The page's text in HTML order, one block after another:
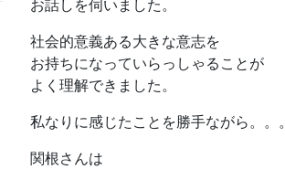
お話しを伺いました。
社会的意義ある大きな意志を
お持ちになっていらっしゃることが
よく理解できました。
私なりに感じたことを勝手ながら。。。
関根さんは